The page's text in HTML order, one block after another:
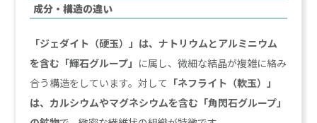
成分・構造の違い
「ジェダイト（硬玉）」は、ナトリウムとアルミニウム
を含む「輝石グループ」 に属し、微細な結晶が複雑に絡み
合う構造をしています。対して 「ネフライト（軟玉）」
は、カルシウムやマグネシウムを含む「角閃石グループ」